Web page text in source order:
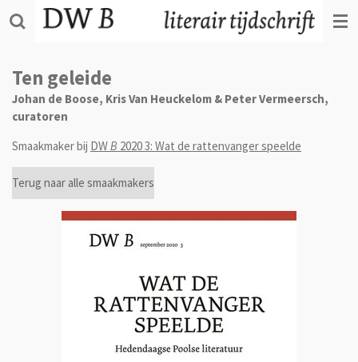
Ga
direct
de
hoofdinhoud
Ten geleide
Johan de Boose, Kris Van Heuckelom & Peter Vermeersch,
curatoren
Smaakmaker bij DWB 2020 3: Wat de rattenvanger speelde
Terug naar alle smaakmakers